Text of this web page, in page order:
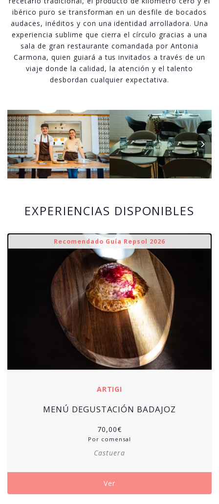
ibérico puro se transforman en un desfile de bocados
audaces, inéditos y con una identidad arrolladora. Una
experiencia sublime que cierra el círculo gracias a una
sala de gran restaurante comandada por Antonia
Carmona, quien guiará a tus invitados a través de un
viaje donde la calidad, la atención y el talento
desbordan cualquier expectativa.
EXPERIENCIAS DISPONIBLES
Recomendado Guía Repsol 2026
ARTIGI
MENÚ DEGUSTACIÓN BADAJOZ
70,00€
Por comensal
Castuera
Ver